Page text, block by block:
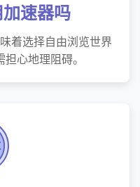
速器吗
着选择自由浏览世界
心地理阻碍。